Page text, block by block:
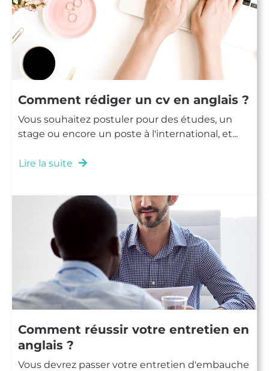
Comment rédiger un cv en anglais ?
Vous souhaitez postuler pour des études, un
stage ou encore un poste à l'international, et...
Lire la suite
Comment réussir votre entretien en
anglais ?
Vous devrez passer votre entretien d'embauche